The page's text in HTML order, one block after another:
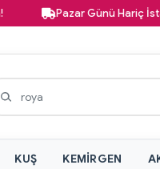
Pazar Günü Hariç İstanbul
KUŞ KEMIRGEN